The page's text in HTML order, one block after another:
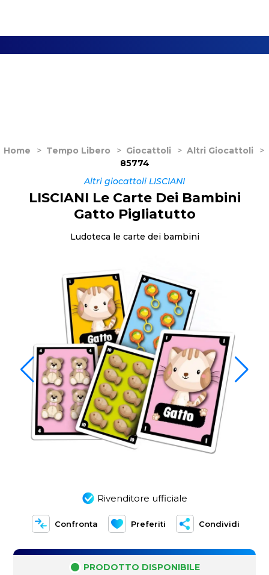
Home > Tempo Libero > Giocattoli > Altri Giocattoli
>
85774
Altri giocattoli LISCIANI
Rivenditore ufficiale
Confronta Preferiti Condividi
LISCIANI Le Carte Dei Bambini
Gatto Pigliatutto
Ludoteca le carte dei bambini
PRODOTTO DISPONIBILE